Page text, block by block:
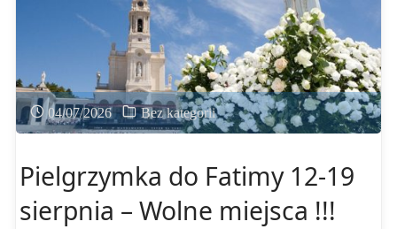
Krwi
Chrystusa
!"
04/07/2026 Bez kategorii
Pielgrzymka do Fatimy 12-19
sierpnia – Wolne miejsca !!!